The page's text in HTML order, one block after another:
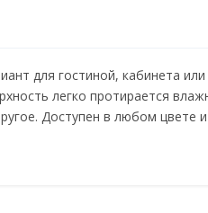
для гостиной, кабинета
легко протирается
Доступен в любом цвете